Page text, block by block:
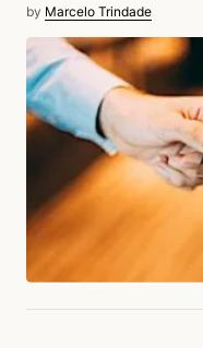
by Marcelo Trindade